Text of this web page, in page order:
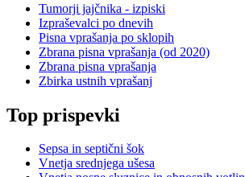
Tumorji jajčnika - izpiski
Izpraševalci po dnevih
Pisna vprašanja po sklopih
Zbrana pisna vprašanja (od 2020)
Zbrana pisna vprašanja
Zbirka ustnih vprašanj
Top prispevki
Sepsa in septični šok
Vnetja srednjega ušesa